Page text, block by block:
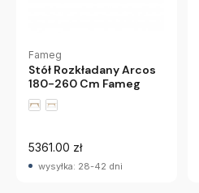
Fameg
Stół Rozkładany Arcos
180-260 Cm Fameg
5361.00 zł
wysyłka: 28-42 dni